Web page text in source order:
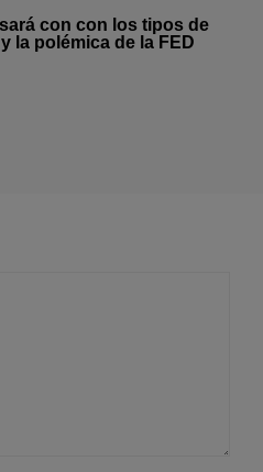
con con los tipos de
la polémica de la FED